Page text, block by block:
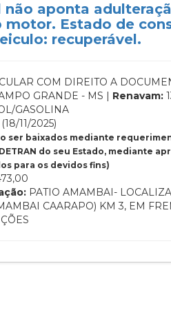
não aponta
motor. Estado de
recuperável.
COM DIREITO A
GRANDE - MS | Renavam:
GASOLINA
11/2025)
ser baixados mediante
do seu Estado, mediante
para os devidos fins)
PATIO AMAMBAI-
CAARAPO) KM 3, EM